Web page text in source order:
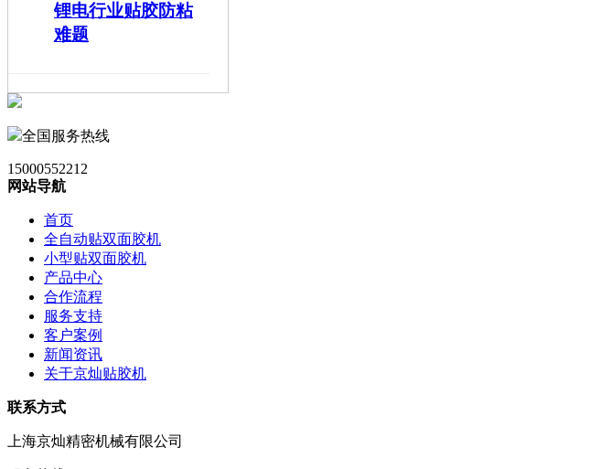
难题
双面胶阻燃标准
“按需解粘”从概念
到实验室 离绿色环
保更进一步
贴胶机发展历史
全国服务热线
15000552212
网站导航
首页
全自动贴双面胶机
小型贴双面胶机
产品中心
合作流程
服务支持
客户案例
新闻资讯
关于京灿贴胶机
联系方式
上海京灿精密机械有限公司